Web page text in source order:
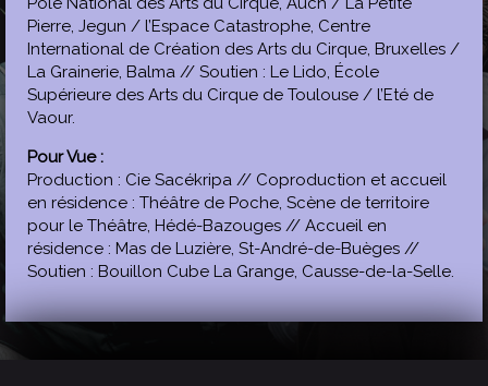
Pierre, Jegun / l’Espace Catastrophe, Centre
International de Création des Arts du Cirque, Bruxelles /
La Grainerie, Balma // Soutien : Le Lido, École
Supérieure des Arts du Cirque de Toulouse / l’Eté de
Vaour.
Pour Vue :
Production : Cie Sacékripa // Coproduction et accueil
en résidence : Théâtre de Poche, Scène de territoire
pour le Théâtre, Hédé-Bazouges // Accueil en
résidence : Mas de Luzière, St-André-de-Buèges //
Soutien : Bouillon Cube La Grange, Causse-de-la-Selle.